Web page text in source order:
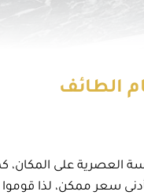
العصرية على المكان،
سعر ممكن، لذا